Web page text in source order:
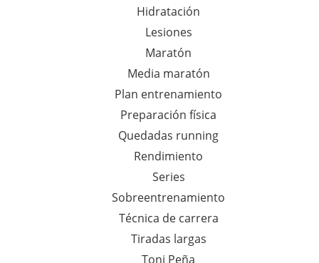
Hidratación
Lesiones
Maratón
Media maratón
Plan entrenamiento
Preparación física
Quedadas running
Rendimiento
Series
Sobreentrenamiento
Técnica de carrera
Tiradas largas
Toni Peña